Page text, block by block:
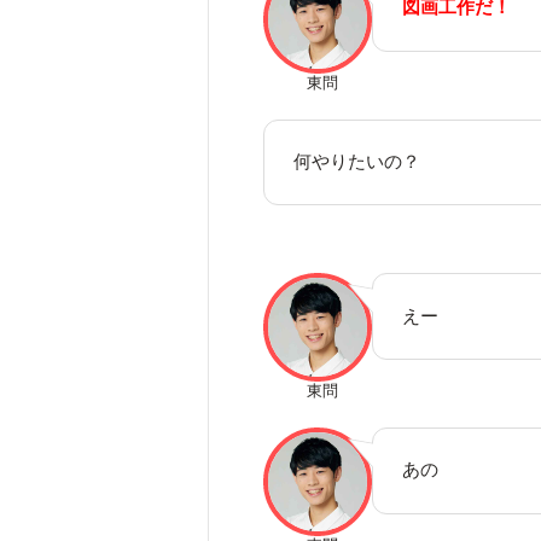
東問
図画工作だ！
何やりたいの？
東問
えー
あの